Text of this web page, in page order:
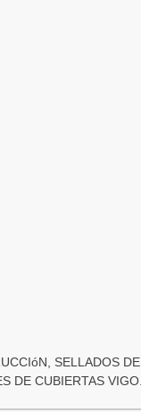
SELLADOS DE
DE CUBIERTAS VIGO.